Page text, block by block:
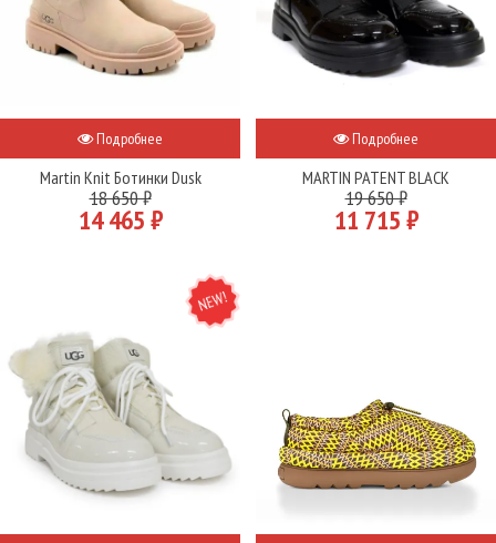
Подробнее
Martin Knit Ботинки Dusk
18 650 ₽
14 465 ₽
Подробнее
MARTIN PATENT BLACK
19 650 ₽
11 715 ₽
NEW